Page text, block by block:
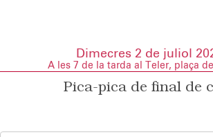
Dimecres 2 de juliol
A les 7 de la tarda al Teler, plaça
Pica-pica de final de